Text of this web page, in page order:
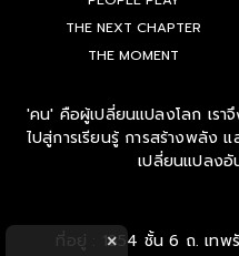
THE NEXT CHAPTER
THE MOMENT
'คน' คือผู้เปลี่ยนแปลงโลก เรา
ไปสู่การเรียนรู้ การสร้างพลัง
เปลี่ยนแปลง
ที่อยู่ : 1854 ชั้น 6 ถ. เทพ
×